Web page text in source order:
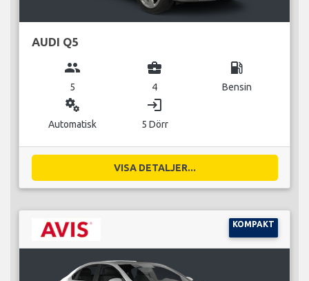
AUDI Q5
group
5
business_center
4
local_gas_station
Bensin
miscellaneous_services
Automatisk
login
5 Dörr
VISA DETALJER...
KOMPAKT